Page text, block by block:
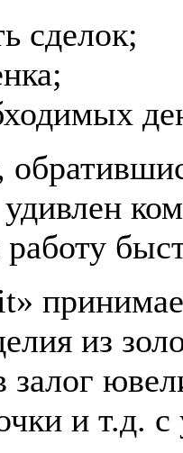
сделок;
из
залог
и т.д.